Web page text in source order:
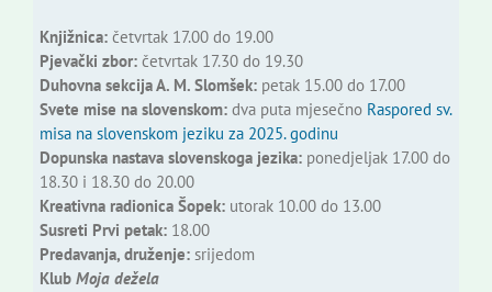
Knjižnica:četvrtak 17.00 do 19.00
Pjevački zbor:četvrtak 17.30 do 19.30
Duhovna sekcija A. M. Slomšek:petak 15.00 do 17.00
Svete mise na slovenskom:dva puta mjesečno Raspored sv.
misa na slovenskom jeziku za 2025. godinu
Dopunska nastava slovenskoga jezika:ponedjeljak 17.00 do
18.30 i 18.30 do 20.00
Kreativna radionica Šopek:utorak 10.00 do 13.00
Susreti Prvi petak:18.00
Predavanja, druženje:srijedom
Klub Moja dežela